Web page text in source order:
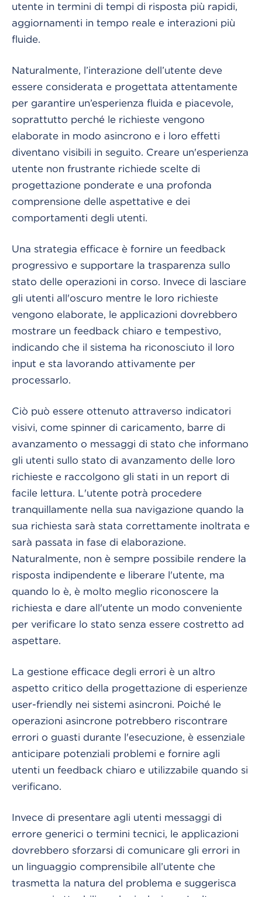
utente in termini di tempi di risposta più rapidi,
aggiornamenti in tempo reale e interazioni più
fluide.
Naturalmente, l’interazione dell’utente deve
essere considerata e progettata attentamente
per garantire un’esperienza fluida e piacevole,
soprattutto perché le richieste vengono
elaborate in modo asincrono e i loro effetti
diventano visibili in seguito. Creare un'esperienza
utente non frustrante richiede scelte di
progettazione ponderate e una profonda
comprensione delle aspettative e dei
comportamenti degli utenti.
Una strategia efficace è fornire un feedback
progressivo e supportare la trasparenza sullo
stato delle operazioni in corso. Invece di lasciare
gli utenti all'oscuro mentre le loro richieste
vengono elaborate, le applicazioni dovrebbero
mostrare un feedback chiaro e tempestivo,
indicando che il sistema ha riconosciuto il loro
input e sta lavorando attivamente per
processarlo.
Ciò può essere ottenuto attraverso indicatori
visivi, come spinner di caricamento, barre di
avanzamento o messaggi di stato che informano
gli utenti sullo stato di avanzamento delle loro
richieste e raccolgono gli stati in un report di
facile lettura. L'utente potrà procedere
tranquillamente nella sua navigazione quando la
sua richiesta sarà stata correttamente inoltrata e
sarà passata in fase di elaborazione.
Naturalmente, non è sempre possibile rendere la
risposta indipendente e liberare l'utente, ma
quando lo è, è molto meglio riconoscere la
richiesta e dare all'utente un modo conveniente
per verificare lo stato senza essere costretto ad
aspettare.
La gestione efficace degli errori è un altro
aspetto critico della progettazione di esperienze
user-friendly nei sistemi asincroni. Poiché le
operazioni asincrone potrebbero riscontrare
errori o guasti durante l'esecuzione, è essenziale
anticipare potenziali problemi e fornire agli
utenti un feedback chiaro e utilizzabile quando si
verificano.
Invece di presentare agli utenti messaggi di
errore generici o termini tecnici, le applicazioni
dovrebbero sforzarsi di comunicare gli errori in
un linguaggio comprensibile all’utente che
trasmetta la natura del problema e suggerisca